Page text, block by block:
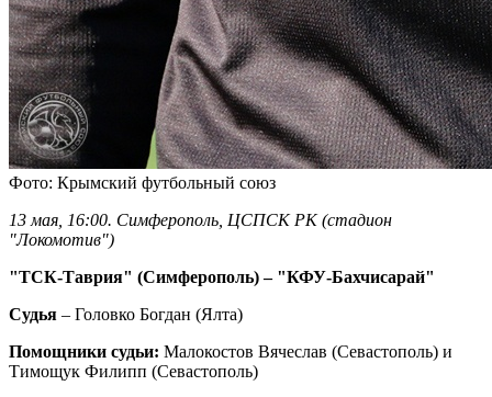
Фото: Крымский футбольный союз
13 мая, 16:00. Симферополь, ЦСПСК РК (стадион
"Локомотив")
"ТСК-Таврия" (Симферополь) – "КФУ-Бахчисарай"
Судья – Головко Богдан (Ялта)
Помощники судьи: Малокостов Вячеслав (Севастополь) и
Тимощук Филипп (Севастополь)